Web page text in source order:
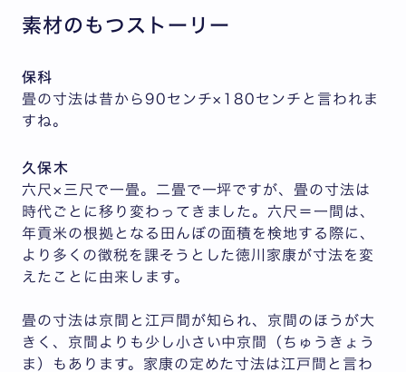
素材のもつストーリー
保科
畳の寸法は昔から90センチ×180センチと言われま
すね。
久保木
六尺×三尺で一畳。二畳で一坪ですが、畳の寸法は
時代ごとに移り変わってきました。六尺＝一間は、
年貢米の根拠となる田んぼの面積を検地する際に、
より多くの徴税を課そうとした徳川家康が寸法を変
えたことに由来します。
畳の寸法は京間と江戸間が知られ、京間のほうが大
きく、京間よりも少し小さい中京間（ちゅうきょう
ま）もあります。家康の定めた寸法は江戸間と言わ